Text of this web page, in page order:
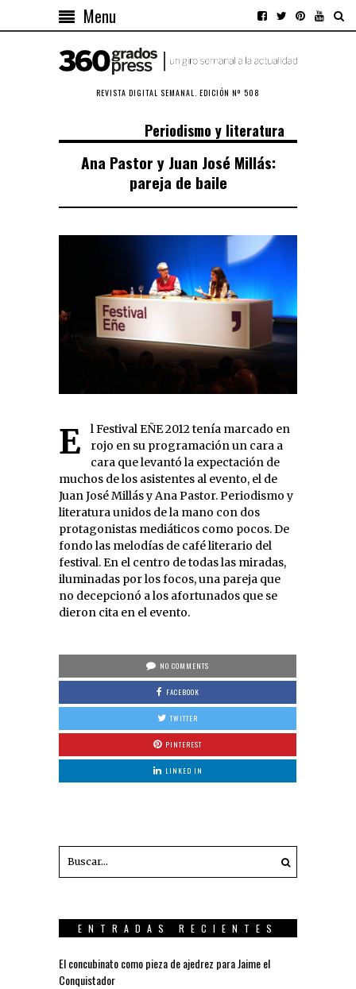
Menu
REVISTA DIGITAL SEMANAL. EDICIÓN Nº 508
Periodismo y literatura
Ana Pastor y Juan José Millás:
pareja de baile
El Festival EÑE 2012 tenía marcado en
rojo en su programación un cara a
cara que levantó la expectación de
muchos de los asistentes al evento, el de
Juan José Millás y Ana Pastor. Periodismo y
literatura unidos de la mano con dos
protagonistas mediáticos como pocos. De
fondo las melodías de café literario del
festival. En el centro de todas las miradas,
iluminadas por los focos, una pareja que
no decepcionó a los afortunados que se
dieron cita en el evento.
NO COMMENTS
FACEBOOK
TWITTER
PINTEREST
LINKED IN
ENTRADAS RECIENTES
El concubinato como pieza de ajedrez para Jaime el
Conquistador